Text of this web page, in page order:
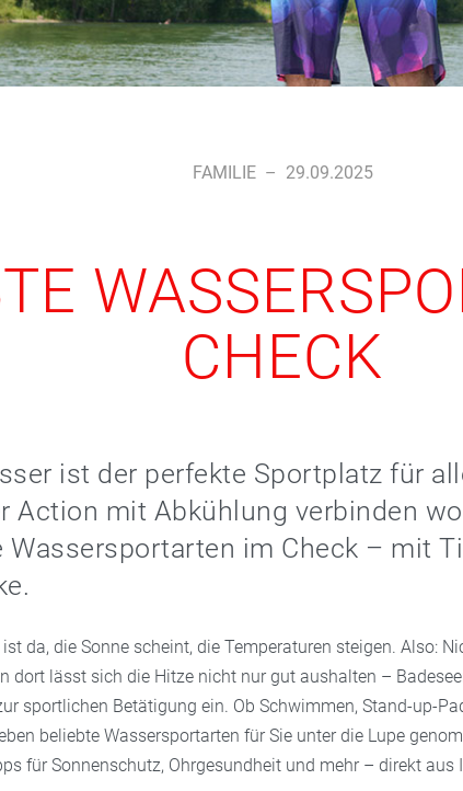
FAMILIE – 29.09.2025
CHECK
ist der perfekte Sportplatz für
Action mit Abkühlung verbinden
Wassersportarten im Check – mit
ist da, die Sonne scheint, die Temperaturen steigen. Also:
dort lässt sich die Hitze nicht nur gut aushalten –
sportlichen Betätigung ein. Ob Schwimmen, Stand-up-
beliebte Wassersportarten für Sie unter die Lupe
für Sonnenschutz, Ohrgesundheit und mehr – direkt aus